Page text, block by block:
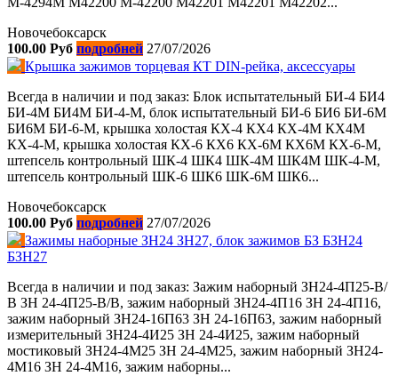
Новочебоксарск
100.00 Руб подробней 27/07/2026
Крышка зажимов торцевая КТ DIN-рейка, аксессуары
Всегда в наличии и под заказ: Блок испытательный БИ-4 БИ4
БИ-4М БИ4М БИ-4-М, блок испытательный БИ-6 БИ6 БИ-6М
БИ6М БИ-6-М, крышка холостая КХ-4 КХ4 КХ-4М КХ4М
КХ-4-М, крышка холостая КХ-6 КХ6 КХ-6М КХ6М КХ-6-М,
штепсель контрольный ШК-4 ШК4 ШК-4М ШК4М ШК-4-М,
штепсель контрольный ШК-6 ШК6 ШК-6М ШК6...
Новочебоксарск
100.00 Руб подробней 27/07/2026
Зажимы наборные ЗН24 ЗН27, блок зажимов БЗ БЗН24
БЗН27
Всегда в наличии и под заказ: Зажим наборный ЗН24-4П25-В/
В ЗН 24-4П25-В/В, зажим наборный ЗН24-4П16 ЗН 24-4П16,
зажим наборный ЗН24-16П63 ЗН 24-16П63, зажим наборный
измерительный ЗН24-4И25 ЗН 24-4И25, зажим наборный
мостиковый ЗН24-4М25 ЗН 24-4М25, зажим наборный ЗН24-
4М16 ЗН 24-4М16, зажим наборны...